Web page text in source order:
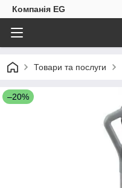
Компанія EG
Товари та послуги
–20%